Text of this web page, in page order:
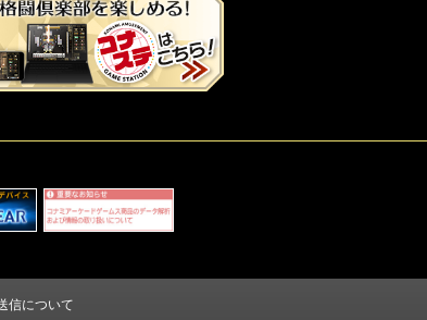
⑥⑨待ち、下家から⑨出
跳
卒業しても杉浦まゆ★おまゆ★応援♪
信について